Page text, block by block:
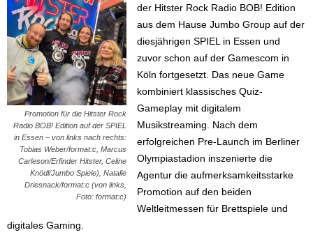
Promotion für die Hitster Rock
Radio BOB! Edition auf der SPIEL
in Essen – von links nach rechts:
Tobias Weber/format:c, Marcus
Carleson/Erfinder Hitster, Celine
Knödl/Jumbo Spiele), Natalie
Driesnack/format:c (von links,
Foto: format:c)
der Hitster Rock Radio BOB! Edition
aus dem Hause Jumbo Group auf der
diesjährigen SPIEL in Essen und
zuvor schon auf der Gamescom in
Köln fortgesetzt. Das neue Game
kombiniert klassisches Quiz-
Gameplay mit digitalem
Musikstreaming. Nach dem
erfolgreichen Pre-Launch im Berliner
Olympiastadion inszenierte die
Agentur die aufmerksamkeitsstarke
Promotion auf den beiden
Weltleitmessen für Brettspiele und
digitales Gaming.